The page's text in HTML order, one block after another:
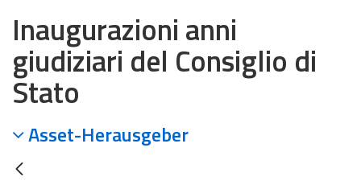
Inaugurazioni anni
giudiziari del Consiglio di
Stato
Asset-Herausgeber